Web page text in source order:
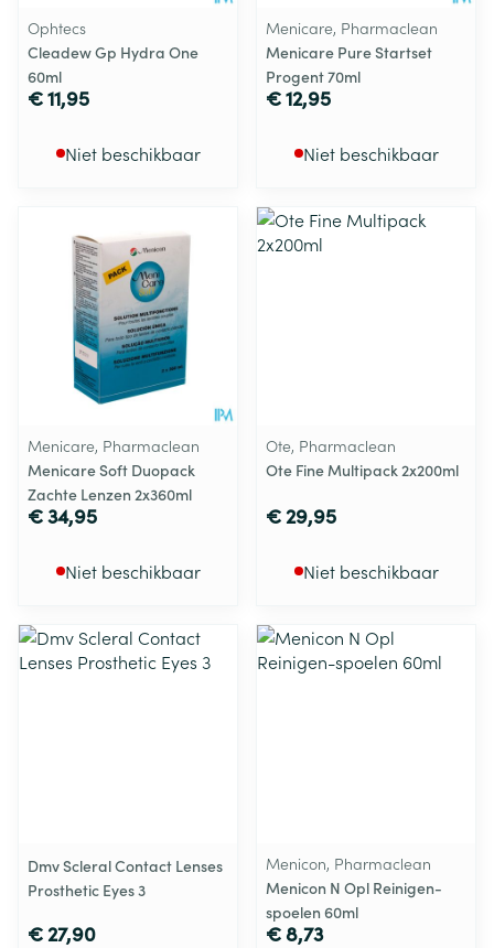
Ophtecs
Cleadew Gp Hydra One
60ml
€ 11,95
Niet beschikbaar
Menicare, Pharmaclean
Menicare Pure Startset
Progent 70ml
€ 12,95
Niet beschikbaar
Menicare, Pharmaclean
Menicare Soft Duopack
Zachte Lenzen 2x360ml
€ 34,95
Niet beschikbaar
Ote, Pharmaclean
Ote Fine Multipack 2x200ml
€ 29,95
Niet beschikbaar
Dmv Scleral Contact Lenses
Prosthetic Eyes 3
€ 27,90
Menicon, Pharmaclean
Menicon N Opl Reinigen-
spoelen 60ml
€ 8,73